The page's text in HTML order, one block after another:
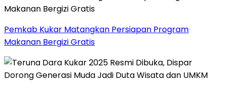
Pemkab Kukar Matangkan Persiapan Program
Makanan Bergizi Gratis